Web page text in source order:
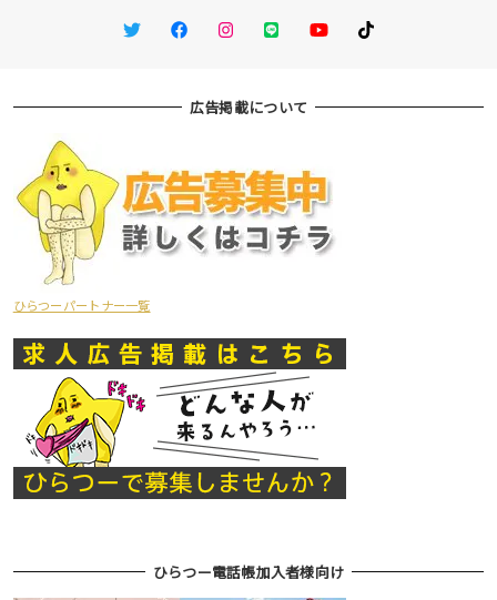
TwitterFacebookInstagram
LINE You TubeTikTok
広告掲載について
ひらつーパートナー一覧
ひらつー電話帳加入者様向け